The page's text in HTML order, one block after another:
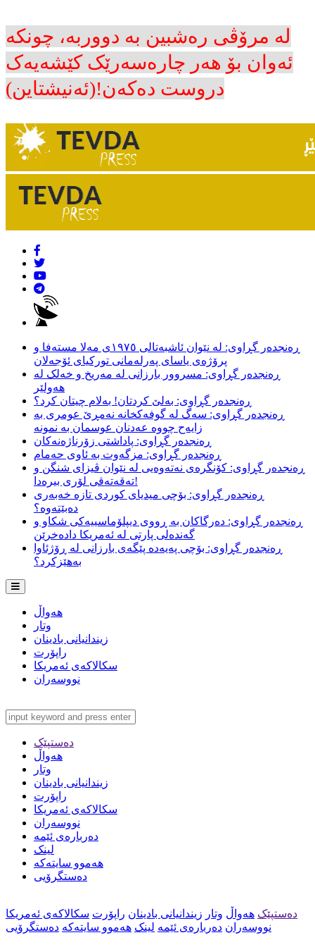
لە مرۆڤی رەشبین بە دووربە، چونکە
ئەوان بۆ هەر چارەسەرێک کێشەیەک
دروست دەکەن!(ئەنیشتاین)
ڕەنجدەر گڕاوی: لە نێوان ئاشبەتالی ١٩٧٥ی مەلا مستەفا و
پرۆژەی یاسای پەرلەمانی تورکیای ئۆجەلان
ڕەنجدەر گڕاوی: مسروور بارزانی لە مەریخ و خەلک لە
هەولێر
ڕەنجدەر گڕاوی: بەلێ کردتان! بەلام چیتان کرد؟
ڕەنجدەر گڕاوی: سەگ لە گوفەکخانە نەمڕێ عومری بە
زایەح چووە عەدنان عوسمان بە نمونە
ڕەنجدەر گڕاوی: پاداشتی زۆرناژەنەکان
ڕەنجدەر گڕاوی: مزگەوت بە ئاوی حەمام
ڕەنجدەر گڕاوی: کۆنگرەی نەتەوەیی لە نێوان ڤیزای شنگن و
تەقەتەقی لۆری بیرەدا!
ڕەنجدەر گڕاوی: بۆچی میدیای کوردی تازە خەبەری
دەبێتەوە؟
ڕەنجدەر گڕاوی: دەرگاکان بە ڕووی دیپلۆماسییەکی شکاو و
گەندەلی پارتی لە ئەمریکا دادەخرێن
ڕەنجدەر گڕاوی: بۆچی پەیەدە پێگەی بارزانی لە ڕۆژئاوا
بەهێزکرد؟
هەواڵ
وتار
زیندانیانی بادینان
راپۆرت
سکالاکەی ئەمریکا
نووسەران
دەستپێک
هەواڵ
وتار
زیندانیانی بادینان
راپۆرت
سکالاکەی ئەمریکا
نووسەران
دەربارەی ئێمە
لینک
هەموو سایتەکە
دەستگرۆیی
دەستپێک هەواڵ وتار زیندانیانی بادینان راپۆرت سکالاکەی ئەمریکا
نووسەران دەربارەی ئێمە لینک هەموو سایتەکە دەستگرۆیی